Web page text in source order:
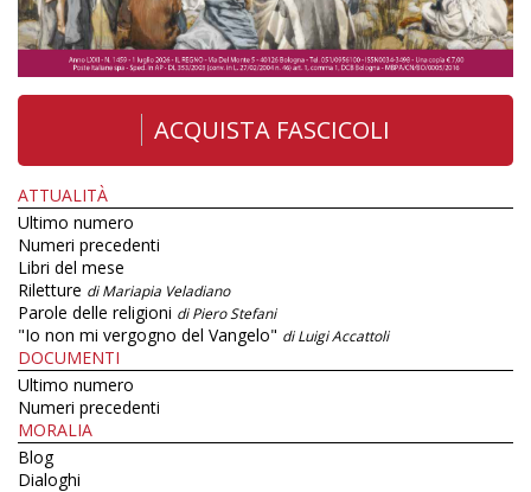
ACQUISTA FASCICOLI
ATTUALITÀ
Ultimo numero
Numeri precedenti
Libri del mese
Riletture di Mariapia Veladiano
Parole delle religioni di Piero Stefani
"Io non mi vergogno del Vangelo" di Luigi Accattoli
DOCUMENTI
Ultimo numero
Numeri precedenti
MORALIA
Blog
Dialoghi